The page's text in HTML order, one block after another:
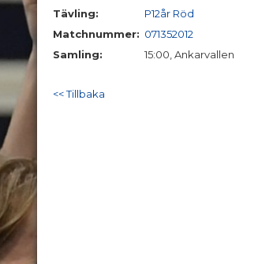
Tävling:
P12år Röd
Matchnummer: 071352012
Samling:
15:00, Ankarvallen
<< Tillbaka